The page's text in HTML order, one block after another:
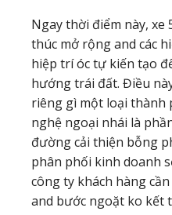
Ngay thời điểm này, xe
thúc mở rộng and các
hiệp trí óc tự kiến tạo
hướng trái đất. Điều
riêng gì một loại thành
nghệ ngoại nhái là
đường cải thiện bỗng
phân phối kinh doanh
công ty khách hàng
and bước ngoặt ko kết